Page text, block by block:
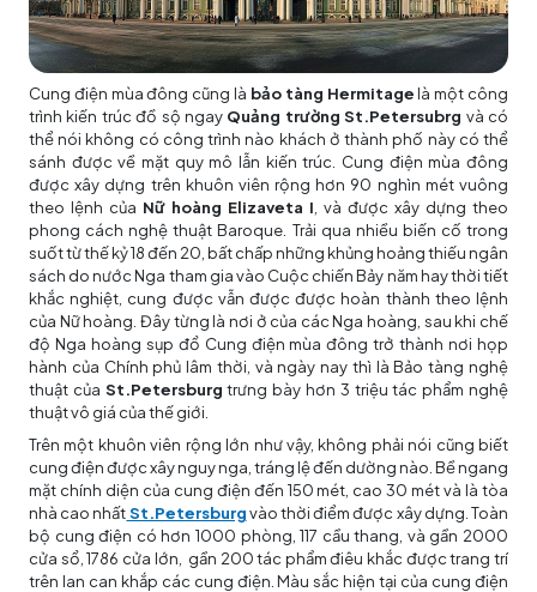
Cung điện mùa đông cũng là bảo tàng Hermitagelà một công
trình kiến trúc đồ sộ ngay Quảng trường St.Petersubrg và có
thể nói không có công trình nào khách ở thành phố này có thể
sánh được về mặt quy mô lẫn kiến trúc. Cung điện mùa đông
được xây dựng trên khuôn viên rộng hơn 90 nghìn mét vuông
theo lệnh của Nữ hoàng Elizaveta I , và được xây dựng theo
phong cách nghệ thuật Baroque. Trải qua nhiều biến cố trong
suốt từ thế kỷ 18 đến 20, bất chấp những khủng hoảng thiếu ngân
sách do nước Nga tham gia vào Cuộc chiến Bảy năm hay thời tiết
khắc nghiệt, cung được vẫn được được hoàn thành theo lệnh
của Nữ hoàng. Đây từng là nơi ở của các Nga hoàng, sau khi chế
độ Nga hoàng sụp đổ Cung điện mùa đông trở thành nơi họp
hành của Chính phủ lâm thời, và ngày nay thì là Bảo tàng nghệ
thuật của St.Petersburg trưng bày hơn 3 triệu tác phẩm nghệ
thuật vô giá của thế giới.
Trên một khuôn viên rộng lớn như vậy, không phải nói cũng biết
cung điện được xây nguy nga, tráng lệ đến dường nào. Bề ngang
mặt chính diện của cung điện đến 150 mét, cao 30 mét và là tòa
nhà cao nhấtSt.Petersburgvào thời điểm được xây dựng. Toàn
bộ cung điện có hơn 1000 phòng, 117 cầu thang, và gần 2000
cửa sổ, 1786 cửa lớn, gần 200 tác phẩm điêu khắc được trang trí
trên lan can khắp các cung điện. Màu sắc hiện tại của cung điện